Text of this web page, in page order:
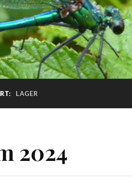
LAGER
2024